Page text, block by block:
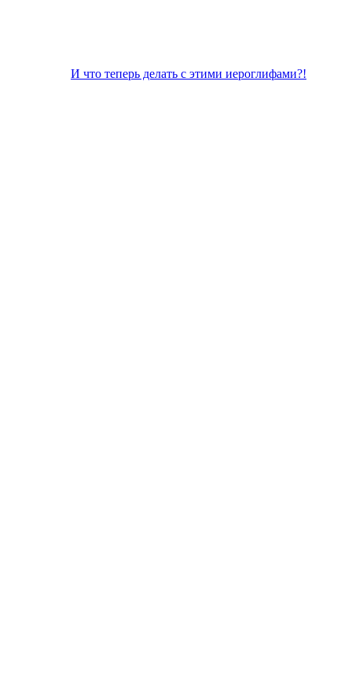
И что теперь делать с этими иероглифами?!